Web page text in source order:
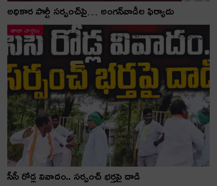
అధికార పార్టీ స‌ర్పంచ్‌పై… అంగ‌న్‌వాడీల ఫిర్యాదు
తాజా వార్తలు
సీసీ రోడ్ల వివాదం.. స‌ర్పంచ్ భ‌ర్త‌పై దాడి